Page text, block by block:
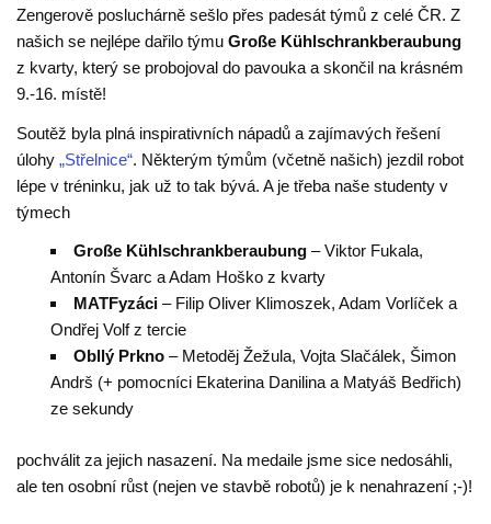
Zengerově posluchárně sešlo přes padesát týmů z celé ČR. Z
našich se nejlépe dařilo týmuGroße Kühlschrankberaubung
z kvarty, který se probojoval do pavouka a skončil na krásném
9.-16. místě!
Soutěž byla plná inspirativních nápadů a zajímavých řešení
úlohy„Střelnice“. Některým týmům (včetně našich) jezdil robot
lépe v tréninku, jak už to tak bývá. A je třeba naše studenty v
týmech
Große Kühlschrankberaubung– Viktor Fukala,
Antonín Švarc a Adam Hoško z kvarty
MATFyzáci– Filip Oliver Klimoszek, Adam Vorlíček a
Ondřej Volf z tercie
Obllý Prkno– Metoděj Žežula, Vojta Slačálek, Šimon
Andrš (+ pomocníci Ekaterina Danilina a Matyáš Bedřich)
ze sekundy
pochválit za jejich nasazení. Na medaile jsme sice nedosáhli,
ale ten osobní růst (nejen ve stavbě robotů) je k nenahrazení ;-)!